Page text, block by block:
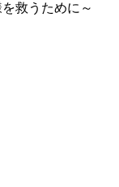
救うために～